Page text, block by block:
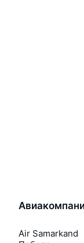
Air Samarkand